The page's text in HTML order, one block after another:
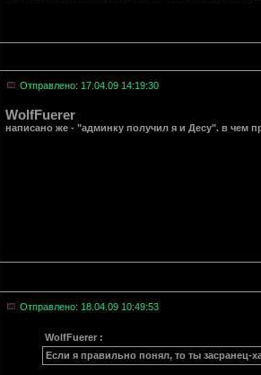
Отправлено: 17.04.09 14:19:30
WolfFuerer
написано же - "админку получил я и Десу". в чем
Отправлено: 18.04.09 10:49:53
WolfFuerer :
Если я правильно понял, то ты засранец-